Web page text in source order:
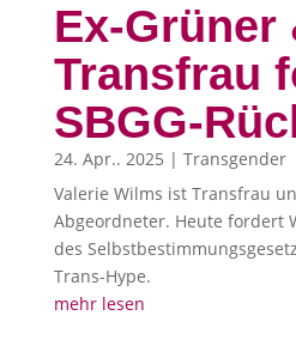
Ex-Grüner
Transfrau
SBGG-
24. Apr.. 2025 | Transgender
Valerie Wilms ist Transfrau
Abgeordneter. Heute fordert
des
Trans-Hype.
mehr lesen